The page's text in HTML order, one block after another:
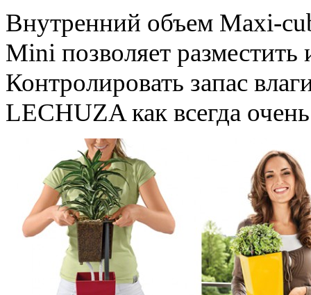
Внутренний объем Maxi-
Mini позволяет
Контролировать запас
LECHUZA как всегда